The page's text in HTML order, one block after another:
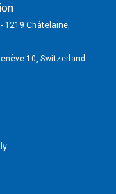
1219 Châtelaine,
10, Switzerland